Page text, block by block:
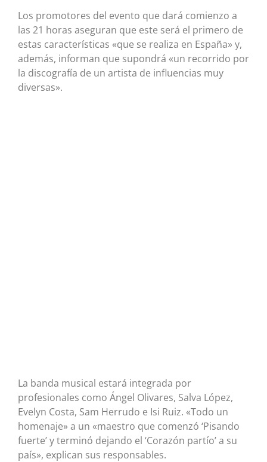
Los promotores del evento que dará comienzo a
las 21 horas aseguran que este será el primero de
estas características «que se realiza en España» y,
además, informan que supondrá «un recorrido por
la discografía de un artista de influencias muy
diversas».
La banda musical estará integrada por
profesionales como Ángel Olivares, Salva López,
Evelyn Costa, Sam Herrudo e Isi Ruiz. «Todo un
homenaje» a un «maestro que comenzó ‘Pisando
fuerte’ y terminó dejando el ‘Corazón partío’ a su
país», explican sus responsables.